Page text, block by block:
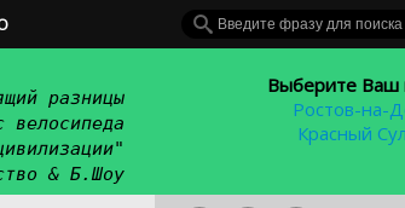
разницы
велосипеда
& Б.Шоу
Выберите Ваш
Ростов-на-
Красный